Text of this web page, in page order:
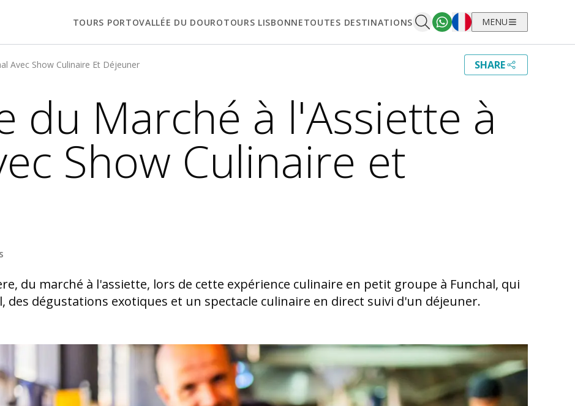
TOURS PORTOVALLÉE DU DOUROTOURS LISBONNETOUTES DESTINATIONS FrançaisMENU
Avec Show Culinaire Et Déjeuner SHARE
du Marché à l'Assiette à
Show Culinaire et
du marché à l'assiette, lors de cette expérience culinaire en petit groupe à Funchal, qui
des dégustations exotiques et un spectacle culinaire en direct suivi d'un déjeuner.